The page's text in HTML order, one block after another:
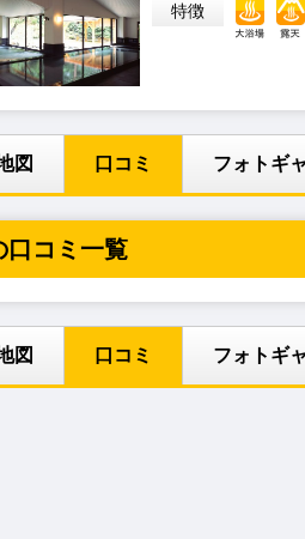
特徴
図 口コミ フォトギ
口コミ一覧
図 口コミ フォトギ